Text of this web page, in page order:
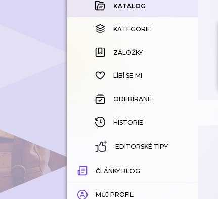
KOUPENÉ
KATEGORIE
ZÁLOŽKY
HISTORIE
KATALOG
KATEGORIE
ZÁLOŽKY
LÍBÍ SE MI
ODEBÍRANÉ
HISTORIE
EDITORSKÉ TIPY
ČLÁNKY BLOG
MŮJ PROFIL